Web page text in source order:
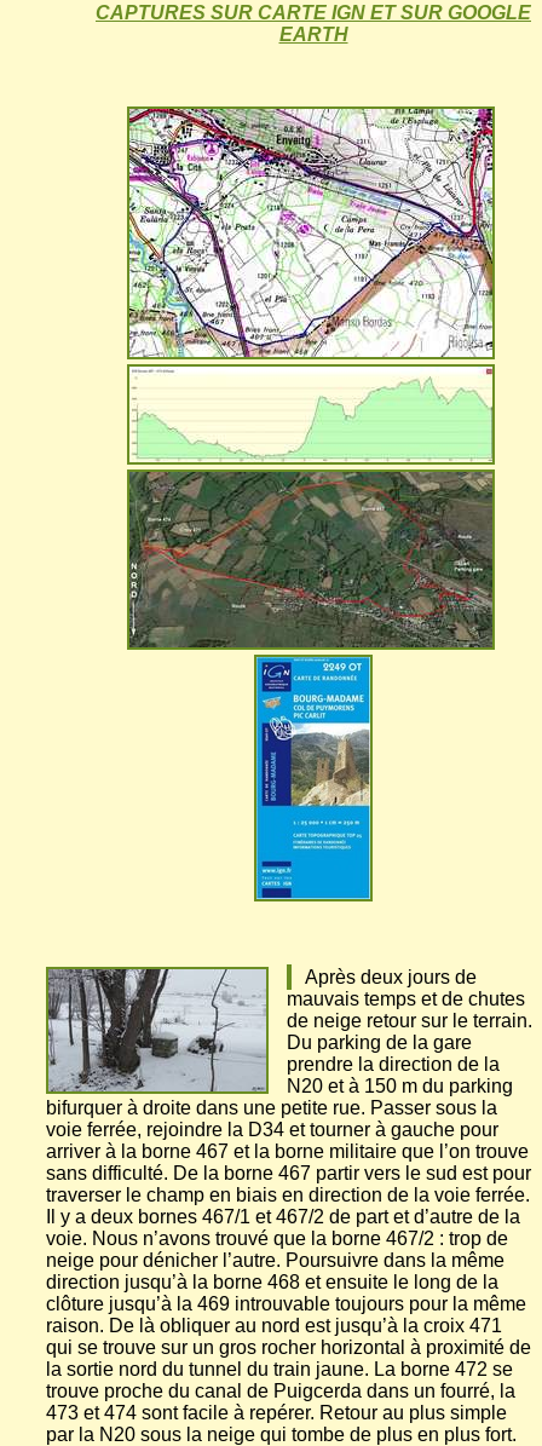
CAPTURES SUR CARTE IGN ET SUR GOOGLE
EARTH
Après deux jours de
mauvais temps et de chutes
de neige retour sur le terrain.
Du parking de la gare
prendre la direction de la
N20 et à 150 m du parking
bifurquer à droite dans une petite rue. Passer sous la
voie ferrée, rejoindre la D34 et tourner à gauche pour
arriver à la borne 467 et la borne militaire que l’on trouve
sans difficulté. De la borne 467 partir vers le sud est pour
traverser le champ en biais en direction de la voie ferrée.
Il y a deux bornes 467/1 et 467/2 de part et d’autre de la
voie. Nous n’avons trouvé que la borne 467/2 : trop de
neige pour dénicher l’autre. Poursuivre dans la même
direction jusqu’à la borne 468 et ensuite le long de la
clôture jusqu’à la 469 introuvable toujours pour la même
raison. De là obliquer au nord est jusqu’à la croix 471
qui se trouve sur un gros rocher horizontal à proximité de
la sortie nord du tunnel du train jaune. La borne 472 se
trouve proche du canal de Puigcerda dans un fourré, la
473 et 474 sont facile à repérer. Retour au plus simple
par la N20 sous la neige qui tombe de plus en plus fort.